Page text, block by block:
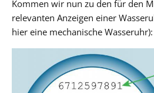
Kommen wir nun zu den für den
relevanten Anzeigen einer
hier eine mechanische Wasseruhr):